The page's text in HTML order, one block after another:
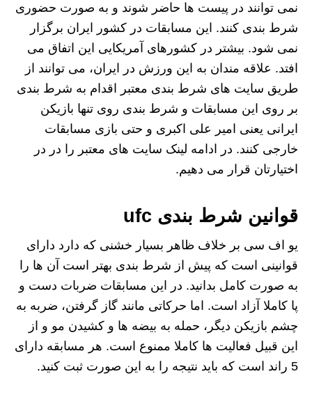
نمی توانند در پیست ها حاضر شوند و به صورت حضوری
شرط بندی کنند. این مسابقات در کشور ایران برگزار
نمی شود. بیشتر در کشورهای آمریکایی این اتفاق می
افتد. علاقه مندان به این ورزش در ایران، می توانند از
طریق سایت های شرط بندی معتبر اقدام به شرط بندی
بر روی این مسابقات و شرط بندی روی تنها بازیکن
ایرانی یعنی امیر علی اکبری و حتی بازی مسابقات
خارجی کنند. در ادامه لینک سایت های معتبر را در در
اختیارتان قرار می دهیم.
قوانین شرط بندی ufc
یو اف سی بر خلاف ظاهر بسیار خشنی که دارد دارای
قوانینی است که پیش از شرط بندی بهتر است آن ها را
به صورت کامل بدانید. در این مسابقات ضربات دست و
پا کاملا آزاد است. اما حرکاتی مانند گاز گرفتن، ضربه به
چشم بازیکن دیگر، حمله به بیضه ها و کشیدن مو و از
این قبیل فعالیت ها کاملا ممنوع است. هر مسابقه دارای
5 راند است که باید نتیجه را به این صورت ثبت کنید.